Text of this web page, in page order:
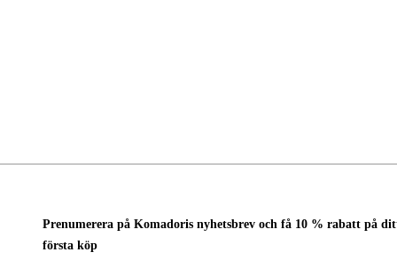
Prenumerera på Komadoris nyhetsbrev och få 10 % rabatt på
första köp